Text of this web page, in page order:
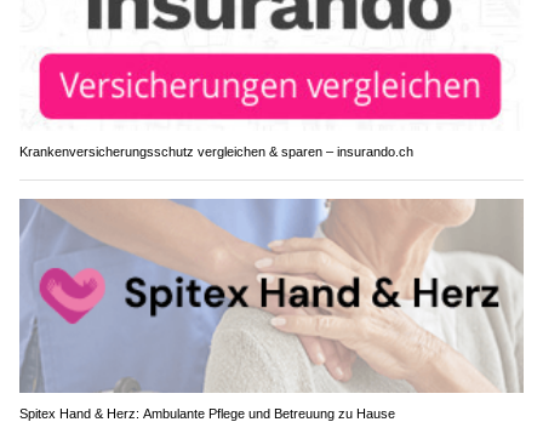
Krankenversicherungsschutz vergleichen & sparen – insurando.ch
Spitex Hand & Herz: Ambulante Pflege und Betreuung zu Hause